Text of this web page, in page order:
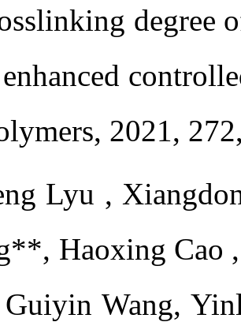
degree
2021,
Lyu ,
Haoxing Cao
Guiyin Wang,